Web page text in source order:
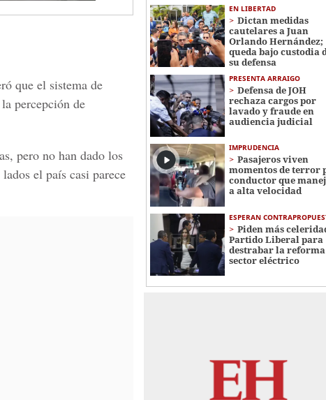
que el sistema de
percepción de
pero no han dado los
el país casi parece
EN LIBERTAD
Dictan medidas
cautelares a Juan
Orlando Hernández;
queda bajo custodia
su defensa
PRESENTA ARRAIGO
Defensa de JOH
rechaza cargos por
lavado y fraude en
audiencia judicial
IMPRUDENCIA
Pasajeros viven
momentos de terror
conductor que
a alta velocidad
ESPERAN
Piden más
Partido Liberal para
destrabar la
sector eléctrico